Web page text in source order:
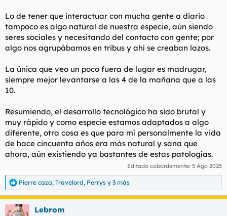
Lo de tener que interactuar con mucha gente a diario
tampoco es algo natural de nuestra especie, aún siendo
seres sociales y necesitando del contacto con gente; por
algo nos agrupábamos en tribus y ahí se creaban lazos.
La única que veo un poco fuera de lugar es madrugar,
siempre mejor levantarse a las 4 de la mañana que a las
10.
Resumiendo, el desarrollo tecnológico ha sido brutal y
muy rápido y como especie estamos adaptados a algo
diferente, otra cosa es que para mí personalmente la vida
de hace cincuenta años era más natural y sana que
ahora, aún existiendo ya bastantes de estas patologías.
Editado cobardemente: 5 Ago 2025
R
e
a
c
Pierre caza, Travelord, Perrys y 3 más
Lebrom